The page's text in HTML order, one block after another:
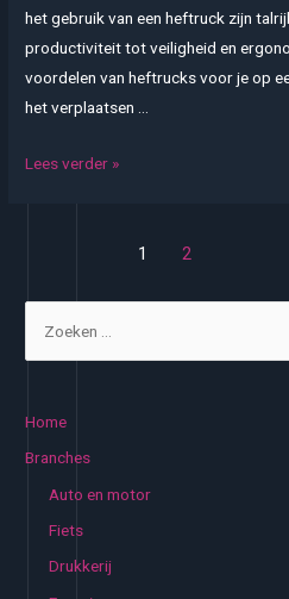
het gebruik van een heftruck zijn
productiviteit tot veiligheid en
voordelen van heftrucks voor je op
het verplaatsen …
Voordelen
industrie
Lees verder »
1 2
Home
Branches
Auto en motor
Fiets
Drukkerij